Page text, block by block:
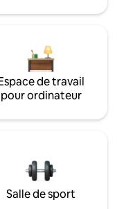
de travail
pour ordinateur
Salle de sport